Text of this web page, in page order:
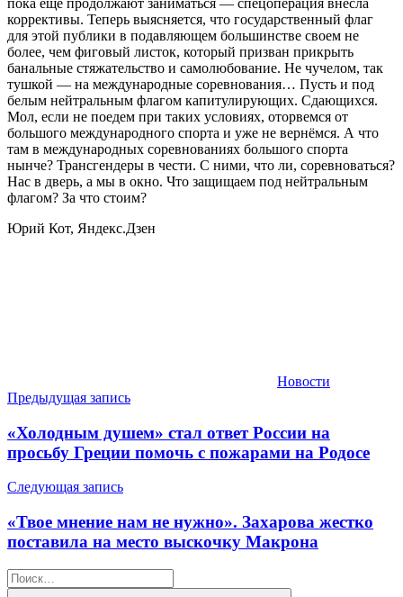
коррективы. Теперь выясняется, что государственный флаг
для этой публики в подавляющем большинстве своем не
более, чем фиговый листок, который призван прикрыть
банальные стяжательство и самолюбование. Не чучелом, так
тушкой — на международные соревнования… Пусть и под
белым нейтральным флагом капитулирующих. Сдающихся.
Мол, если не поедем при таких условиях, оторвемся от
большого международного спорта и уже не вернёмся. А что
там в международных соревнованиях большого спорта
нынче? Трансгендеры в чести. С ними, что ли, соревноваться?
Нас в дверь, а мы в окно. Что защищаем под нейтральным
флагом? За что стоим?
Юрий Кот, Яндекс.Дзен
Новости
Навигация
по
записям
Предыдущая запись
«Холодным душем» стал ответ России на
просьбу Греции помочь с пожарами на Родосе
Следующая запись
«Твое мнение нам не нужно». Захарова жестко
поставила на место выскочку Макрона
Найти: